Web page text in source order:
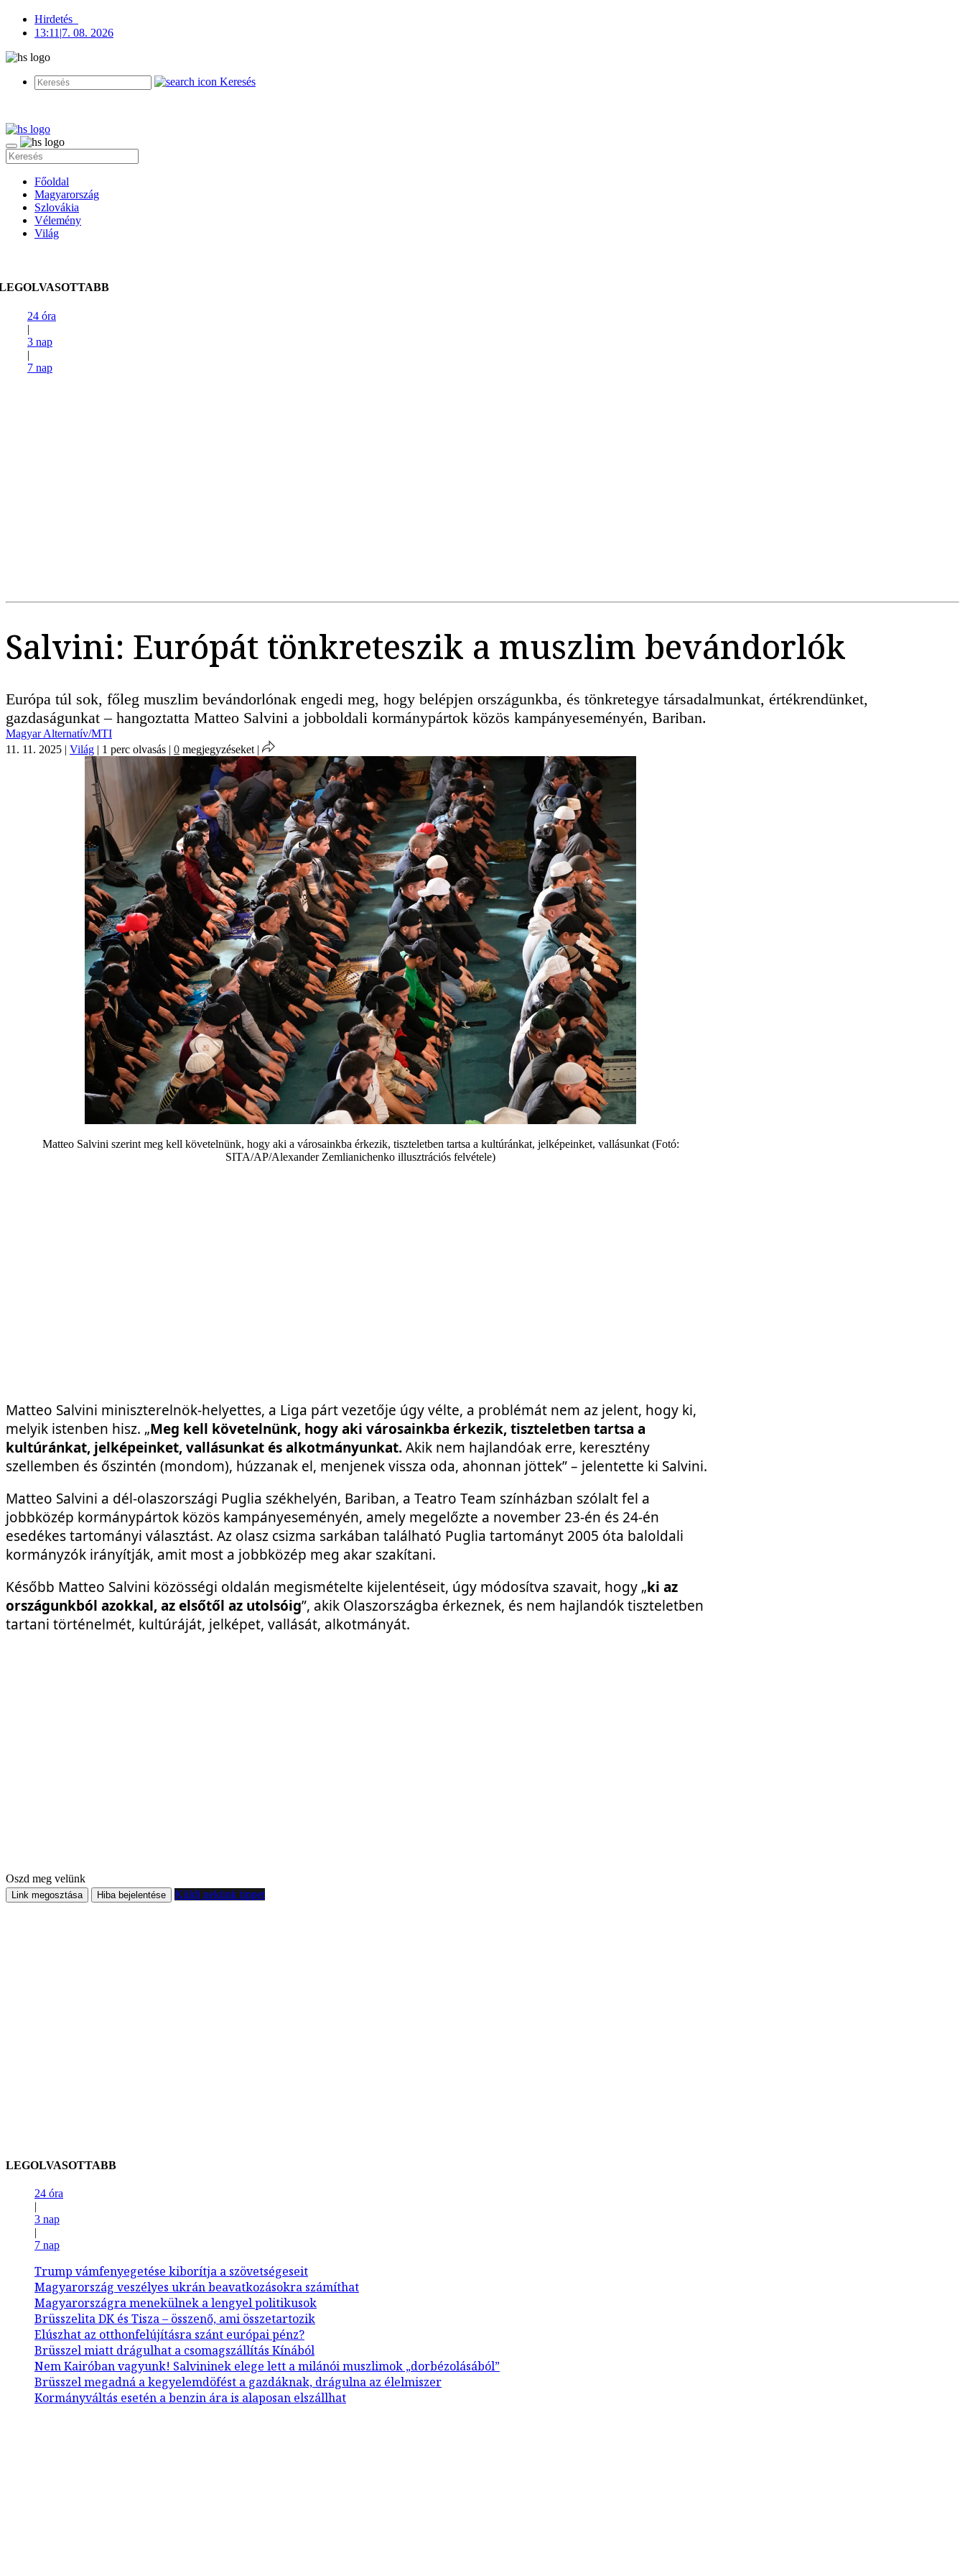
Hirdetés
13:11 |7. 08. 2026
Keresés
Főoldal
Magyarország
Szlovákia
Vélemény
Világ
24 óra
|
3 nap
|
7 nap
Salvini: Európát tönkreteszik a muszlim bevándorlók
Európa túl sok, főleg muszlim bevándorlónak engedi meg, hogy belépjen országunkba, és tönkretegye társadalmunkat, értékrendünket,
gazdaságunkat – hangoztatta Matteo Salvini a jobboldali kormánypártok közös kampányeseményén, Bariban.
Magyar Alternatív/MTI
11. 11. 2025 | Világ | 1 perc olvasás | 0 megjegyzéseket |
Matteo Salvini szerint meg kell követelnünk, hogy aki a városainkba érkezik, tiszteletben tartsa a kultúránkat, jelképeinket, vallásunkat (Fotó:
SITA/AP/Alexander Zemlianichenko illusztrációs felvétele)
Matteo Salvini miniszterelnök-helyettes, a Liga párt vezetője úgy vélte, a problémát nem az jelent, hogy ki,
melyik istenben hisz. „Meg kell követelnünk, hogy aki városainkba érkezik, tiszteletben tartsa a
kultúránkat, jelképeinket, vallásunkat és alkotmányunkat.Akik nem hajlandóak erre, keresztény
szellemben és őszintén (mondom), húzzanak el, menjenek vissza oda, ahonnan jöttek” – jelentette ki Salvini.
Matteo Salvini a dél-olaszországi Puglia székhelyén, Bariban, a Teatro Team színházban szólalt fel a
jobbközép kormánypártok közös kampányeseményén, amely megelőzte a november 23-én és 24-én
esedékes tartományi választást. Az olasz csizma sarkában található Puglia tartományt 2005 óta baloldali
kormányzók irányítják, amit most a jobbközép meg akar szakítani.
Később Matteo Salvini közösségi oldalán megismételte kijelentéseit, úgy módosítva szavait, hogy „ki az
országunkból azokkal, az elsőtől az utolsóig”, akik Olaszországba érkeznek, és nem hajlandók tiszteletben
tartani történelmét, kultúráját, jelképet, vallását, alkotmányát.
Oszd meg velünk
Link megosztása Hiba bejelentése Küldj nekünk tippet
LEGOLVASOTTABB
24 óra
|
3 nap
|
7 nap